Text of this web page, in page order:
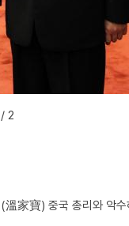
/ 2
溫家寶) 중국 총리와 악수